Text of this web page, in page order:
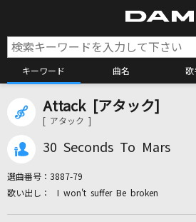
キーワード 曲名 歌
カラオケ検索
Attack [アタック]
[ アタック ]
30 Seconds To Mars
選曲番号： 3887-79
I won't suffer Be broken